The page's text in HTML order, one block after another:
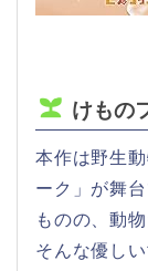
けもの
本作は野生
ーク」が舞
ものの、動
そんな優し